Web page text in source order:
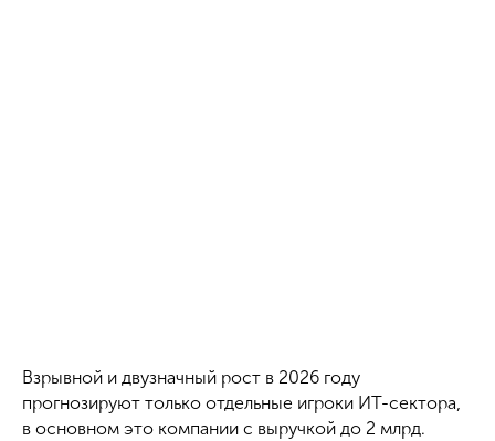
Взрывной и двузначный рост в 2026 году
прогнозируют только отдельные игроки ИТ-сектора,
в основном это компании с выручкой до 2 млрд.